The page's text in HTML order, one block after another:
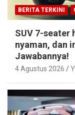
BERITA TERKINI
SUV 7-seater
nyaman, dan
Jawabannya!
4 Agustus 2026